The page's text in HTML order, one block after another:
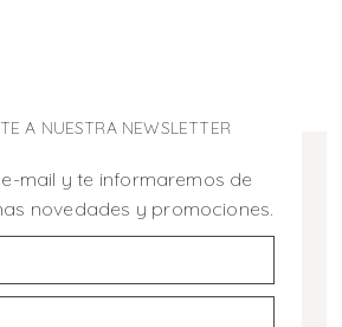
A NUESTRA NEWSLETTER
mail y te informaremos de
novedades y promociones.